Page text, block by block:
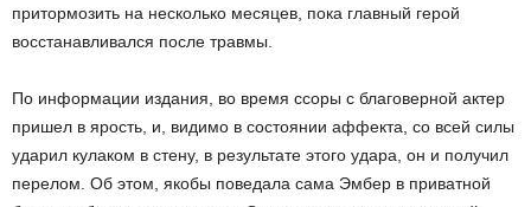
притормозить на несколько месяцев, пока главный герой
восстанавливался после травмы.
По информации издания, во время ссоры с благоверной актер
пришел в ярость, и, видимо в состоянии аффекта, со всей силы
ударил кулаком в стену, в результате этого удара, он и получил
перелом. Об этом, якобы поведала сама Эмбер в приватной